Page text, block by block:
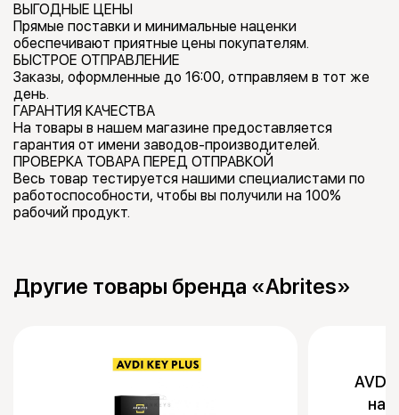
ВЫГОДНЫЕ ЦЕНЫ
Прямые поставки и минимальные наценки
обеспечивают приятные цены покупателям.
БЫСТРОЕ ОТПРАВЛЕНИЕ
Заказы, оформленные до 16:00, отправляем в тот же
день.
ГАРАНТИЯ КАЧЕСТВА
На товары в нашем магазине предоставляется
гарантия от имени заводов-производителей.
ПРОВЕРКА ТОВАРА ПЕРЕД ОТПРАВКОЙ
Весь товар тестируется нашими специалистами по
работоспособности, чтобы вы получили на 100%
рабочий продукт.
Другие товары бренда «Abrites»
AVDI